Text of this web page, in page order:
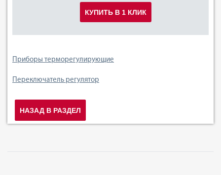
КУПИТЬ В 1 КЛИК
Приборы терморегулирующие
Переключатель регулятор
НАЗАД В РАЗДЕЛ